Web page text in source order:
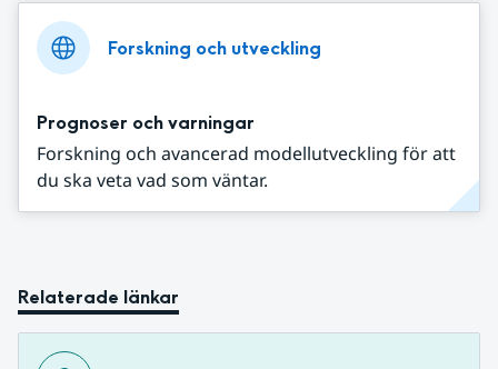
Forskning och utveckling
Prognoser och varningar
Forskning och avancerad modellutveckling för att
du ska veta vad som väntar.
Relaterade länkar